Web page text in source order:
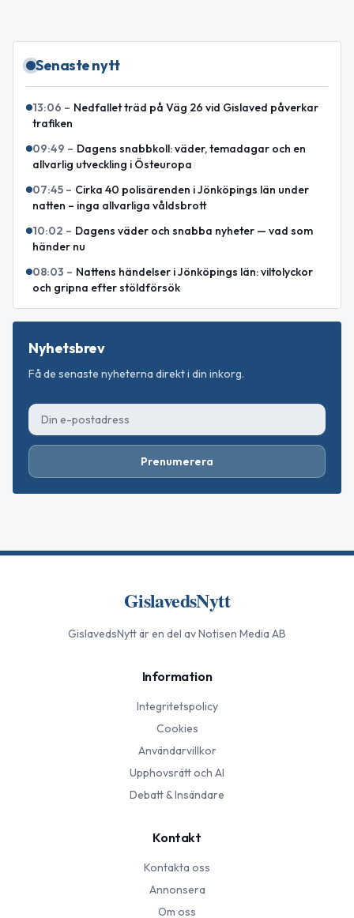
Senaste nytt
13:06 – Nedfallet träd på Väg 26 vid Gislaved påverkar
trafiken
09:49 – Dagens snabbkoll: väder, temadagar och en
allvarlig utveckling i Östeuropa
07:45 – Cirka 40 polisärenden i Jönköpings län under
natten – inga allvarliga våldsbrott
10:02 – Dagens väder och snabba nyheter — vad som
händer nu
08:03 – Nattens händelser i Jönköpings län: viltolyckor
och gripna efter stöldförsök
Nyhetsbrev
Få de senaste nyheterna direkt i din inkorg.
Prenumerera
GislavedsNytt
GislavedsNyttär en del av Notisen Media AB
Information
Integritetspolicy
Cookies
Användarvillkor
Upphovsrätt och AI
Debatt & Insändare
Kontakt
Kontakta oss
Annonsera
Om oss